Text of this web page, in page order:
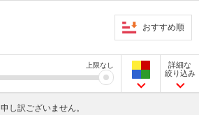
おすすめ順
上限なし
詳細な
絞り込み
申し訳ございません。